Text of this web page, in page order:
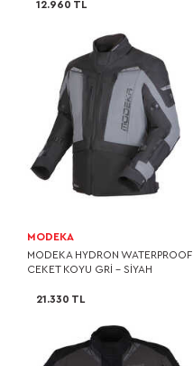
12.960 TL
MODEKA
MODEKA HYDRON WATERPROOF
CEKET KOYU GRİ - SİYAH
21.330 TL